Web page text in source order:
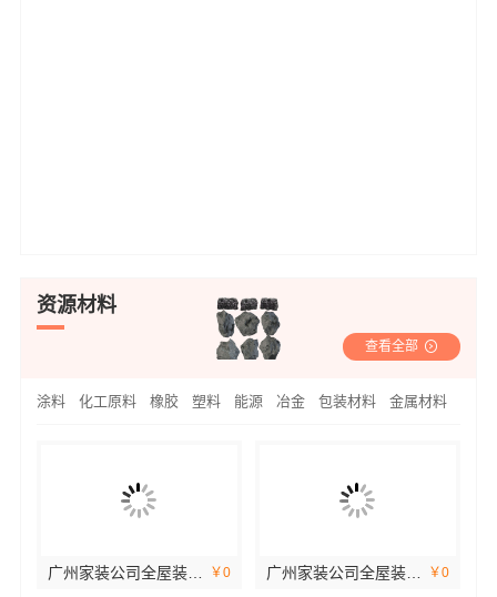
资源材料
查看全部
涂料 化工原料 橡胶 塑料 能源 冶金 包装材料 金属材料
广州家装公司全屋装修精匠饰家全铝家居生态家 ￥0 广州家装公司全屋装修？精匠饰家一站式整装专家 ￥0